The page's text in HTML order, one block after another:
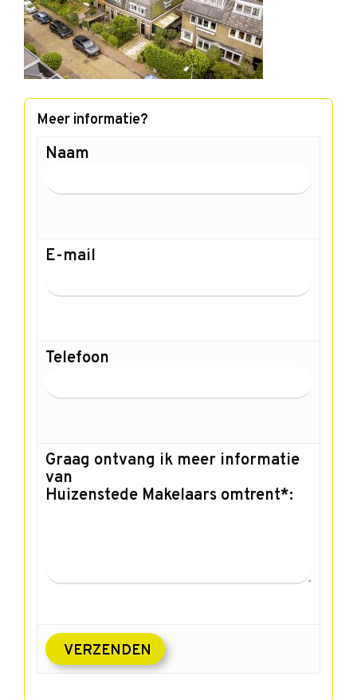
Meer informatie?
Naam
E-mail
Telefoon
Graag ontvang ik meer informatie
van
Huizenstede Makelaars omtrent*: